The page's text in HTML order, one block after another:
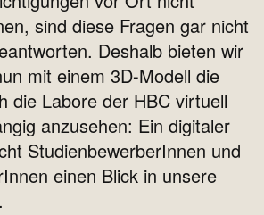
sind diese Fragen gar nicht
Deshalb bieten wir
mit einem 3D-Modell die
die Labore der HBC virtuell
anzusehen: Ein digitaler
StudienbewerberInnen und
einen Blick in unsere